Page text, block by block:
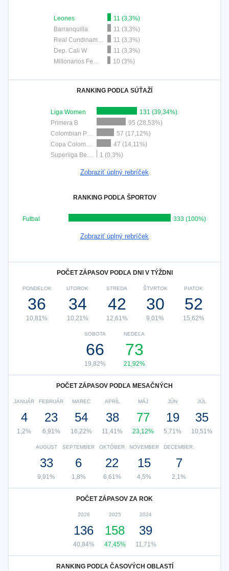
Leones
11 (3,3%)
Barranquilla
11 (3,3%)
Real Cundinamarca
11 (3,3%)
Dep. Cali W
11 (3,3%)
Millonarios Femenino
10 (3%)
RANKING PODĽA SÚŤAŽÍ
Liga Women
131 (39,34%)
Primera B
95 (28,53%)
Colombian Premier League
57 (17,12%)
Copa Colombia
47 (14,11%)
Superliga BetPlay Dimayor
1 (0,3%)
Zobraziť úplný rebríček
RANKING PODĽA ŠPORTOV
Futbal 333 (100%)
Zobraziť úplný rebríček
POČET ZÁPASOV PODĽA DNI V TÝŽDNI
PONDELOK
36
10,81%
UTOROK
34
10,21%
STREDA
42
12,61%
ŠTVRTOK
30
9,01%
PIATOK
52
15,62%
SOBOTA
66
19,82%
NEDEĽA
73
21,92%
POČET ZÁPASOV PODĽA MESAČNÝCH
JANUÁR
4
1,2%
FEBRUÁR
23
6,91%
MAREC
54
16,22%
APRÍL
38
11,41%
MÁJ
77
23,12%
JÚN
19
5,71%
JÚL
35
10,51%
AUGUST
33
9,91%
SEPTEMBER
6
1,8%
OKTÓBER
22
6,61%
NOVEMBER
15
4,5%
DECEMBER.
7
2,1%
POČET ZÁPASOV ZA ROK
2026
136
40,84%
2025
158
47,45%
2024
39
11,71%
RANKING PODĽA ČASOVÝCH OBLASTÍ